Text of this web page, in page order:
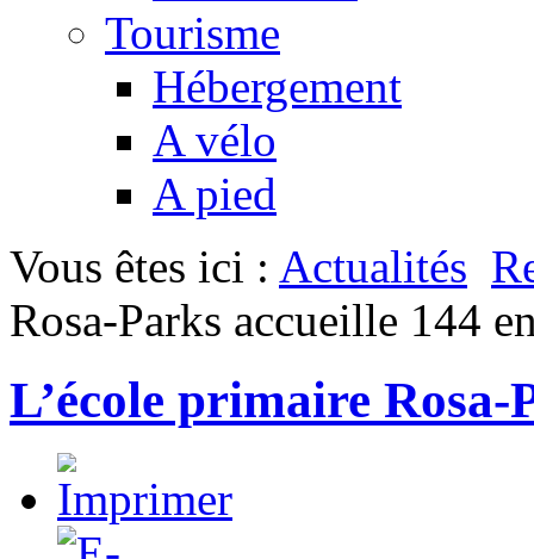
Tourisme
Hébergement
A vélo
A pied
Vous êtes ici : Actualités
Rosa-Parks accueille 144
L’école primaire Rosa-